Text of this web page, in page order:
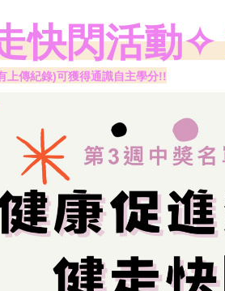
快閃活動
上傳紀錄)可獲得通識自主學分!!